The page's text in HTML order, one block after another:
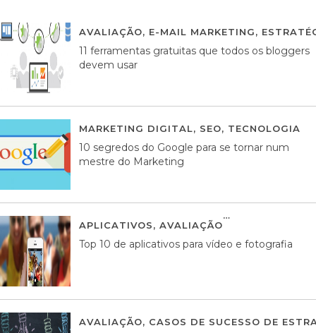
AVALIAÇÃO, E-MAIL MARKETING,
11 ferramentas gratuitas que todos os bloggers
devem usar
MARKETING DIGITAL, SEO, TECNOLOGIA
10 segredos do Google para se tornar num
mestre do Marketing
APLICATIVOS, AVALIAÇÃO
Top 10 de aplicativos para vídeo e fotografia
AVALIAÇÃO, CASOS DE SUCESSO DE